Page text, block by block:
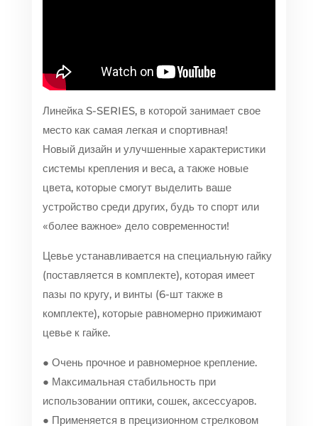
Линейка S-SERIES, в которой занимает свое
место как самая легкая и спортивная!
Новый дизайн и улучшенные характеристики
системы крепления и веса, а также новые
цвета, которые смогут выделить ваше
устройство среди других, будь то спорт или
«более важное» дело современности!
Цевье устанавливается на специальную гайку
(поставляется в комплекте), которая имеет
пазы по кругу, и винты (6-шт также в
комплекте), которые равномерно прижимают
цевье к гайке.
● Очень прочное и равномерное крепление.
● Максимальная стабильность при
использовании оптики, сошек, аксессуаров.
● Применяется в прецизионном стрелковом